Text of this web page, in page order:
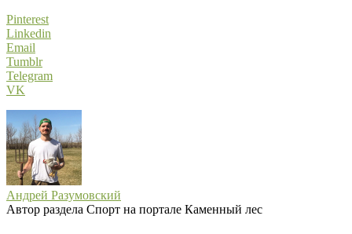
Pinterest
Linkedin
Email
Tumblr
Telegram
VK
Андрей Разумовский
Автор раздела Спорт на портале Каменный лес